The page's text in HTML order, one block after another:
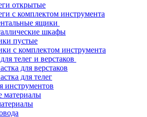
открытые
с комплектом инструмента
ящики
шкафы
пустые
с комплектом инструмента
телег и верстаков
для верстаков
для телег
инструментов